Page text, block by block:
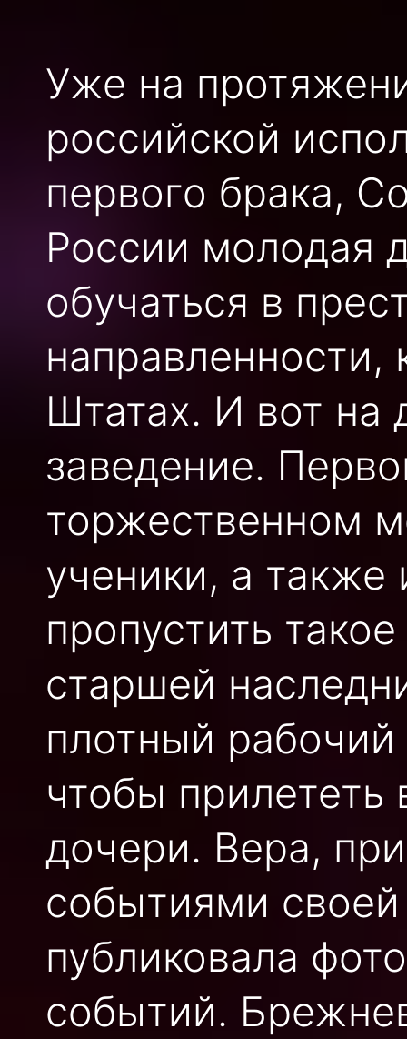
Уже на
российской
первого брака,
России молодая
обучаться в
направленности,
Штатах. И вот на
заведение.
торжественном
ученики, а
пропустить
старшей
плотный
чтобы
дочери. Вера,
событиями
публиковала
событий.